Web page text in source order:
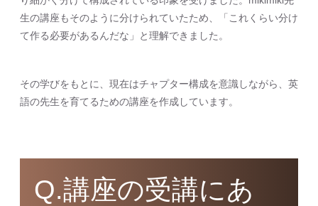
生の講座もそのように分けられていたため、「これくらい分け
て作る必要があるんだな」と理解できました。
その学びをもとに、現在はチャプター構成を意識しながら、英
語の先生を育てるための講座を作成しています。
Q.講座の受講にあ